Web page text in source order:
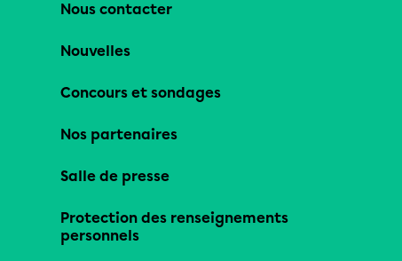
Nous contacter
Nouvelles
Concours et sondages
Nos partenaires
Salle de presse
Protection des renseignements
personnels